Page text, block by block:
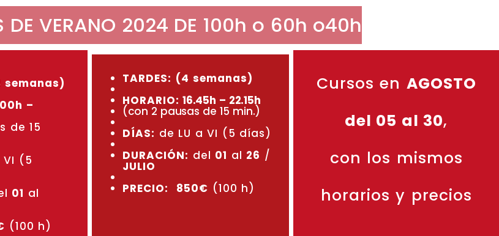
DE VERANO 2024 DE 100h o 60h o40h
semanas)
–
de 15
VI (5
01 al
(100 h)
TARDES: (4 semanas)
HORARIO: 16.45h – 22.15h
(con 2 pausas de 15 min.)
DÍAS: de LU a VI (5 días)
DURACIÓN: del 01 al 26 /
JULIO
PRECIO:
850€ (100 h)
Cursos en AGOSTO
del 05 al 30,
con los mismos
horarios y precios